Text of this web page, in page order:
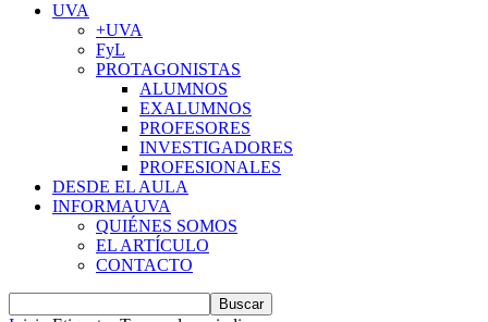
UVA
+UVA
FyL
PROTAGONISTAS
ALUMNOS
EXALUMNOS
PROFESORES
INVESTIGADORES
PROFESIONALES
DESDE EL AULA
INFORMAUVA
QUIÉNES SOMOS
EL ARTÍCULO
CONTACTO